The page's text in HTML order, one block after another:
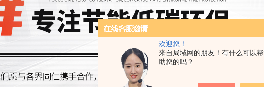
欢迎您！
来自局域网的朋友！有什么可以帮
助您的吗？